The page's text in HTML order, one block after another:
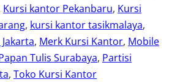
Kursi kantor Pekanbaru, Kursi
, kursi kantor tasikmalaya
, Merk Kursi Kantor, Mobile
Tulis Surabaya, Partisi
, Toko Kursi Kantor